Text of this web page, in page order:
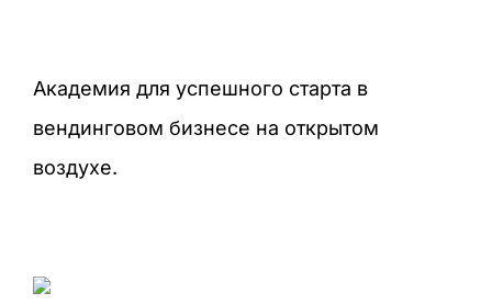
Академия для успешного старта в
вендинговом бизнесе на открытом
воздухе.